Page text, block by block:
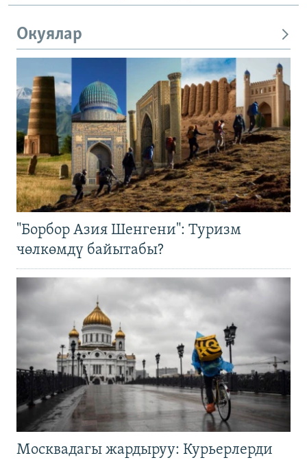
Окуялар
"Борбор Азия Шенгени": Туризм
чөлкөмдү байытабы?
Москвадагы жардыруу: Курьерлерди